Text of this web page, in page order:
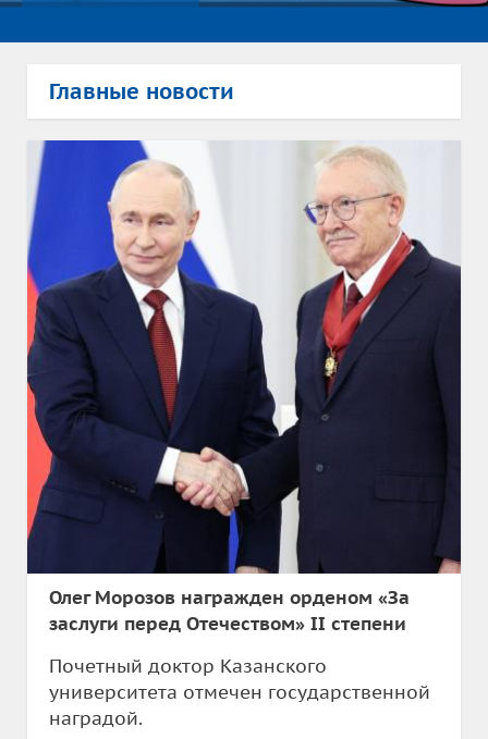
Главные новости
Олег Морозов награжден орденом «За
заслуги перед Отечеством» II степени
Почетный доктор Казанского
университета отмечен государственной
наградой.